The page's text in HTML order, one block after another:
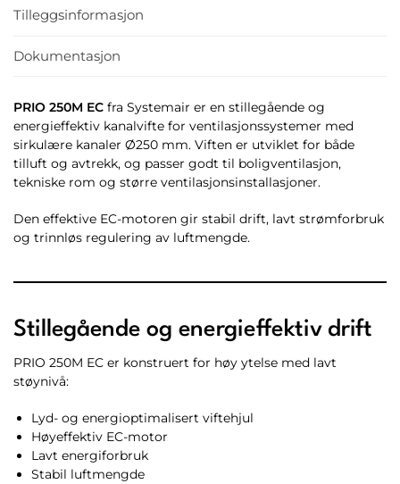
Tilleggsinformasjon
Dokumentasjon
PRIO 250M EC fra Systemair er en stillegående og
energieffektiv kanalvifte for ventilasjonssystemer med
sirkulære kanaler Ø250 mm. Viften er utviklet for både
tilluft og avtrekk, og passer godt til boligventilasjon,
tekniske rom og større ventilasjonsinstallasjoner.
Den effektive EC-motoren gir stabil drift, lavt strømforbruk
og trinnløs regulering av luftmengde.
Stillegående og energieffektiv drift
PRIO 250M EC er konstruert for høy ytelse med lavt
støynivå:
Lyd- og energioptimalisert viftehjul
Høyeffektiv EC-motor
Lavt energiforbruk
Stabil luftmengde